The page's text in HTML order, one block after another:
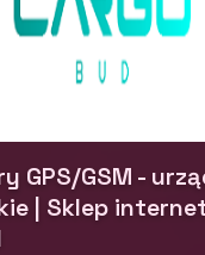
GPS/GSM -
| Sklep